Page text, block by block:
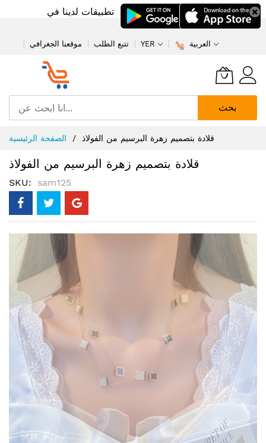
تطبيقات لدينا في
موقعنا الجغرافي تتبع الطلب YER العربية
بحث
إلى
المحتوى
الصفحة الرئيسية قلادة بتصميم زهرة البرسيم من الفولاذ
قلادة بتصميم زهرة البرسيم من الفولاذ
SKU sam125
انتقل
النهاية
معرض
الصور